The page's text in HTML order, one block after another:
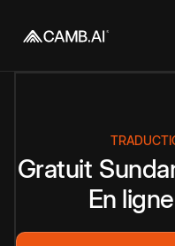
Gratuit
En ligne